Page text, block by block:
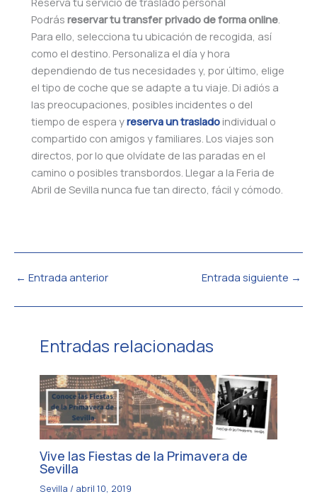
Podrás reservar tu transferprivado de forma online
Para ello, selecciona tu ubicación de recogida, así
como el destino. Personaliza el día y hora
dependiendo de tus necesidades y, por último, elige
el tipo de coche que se adapte a tu viaje. Di adiós a
las preocupaciones, posibles incidentes o del
tiempo de espera yreserva un traslado individual o
compartido con amigos y familiares. Los viajes son
directos, por lo que olvídate de las paradas en el
camino o posibles transbordos. Llegar a la Feria de
Abril de Sevilla nunca fue tan directo, fácil y cómodo.
← Entrada anterior Entrada siguiente →
Entradas relacionadas
Vive las Fiestas de la Primavera de
Sevilla
Sevilla / abril 10, 2019